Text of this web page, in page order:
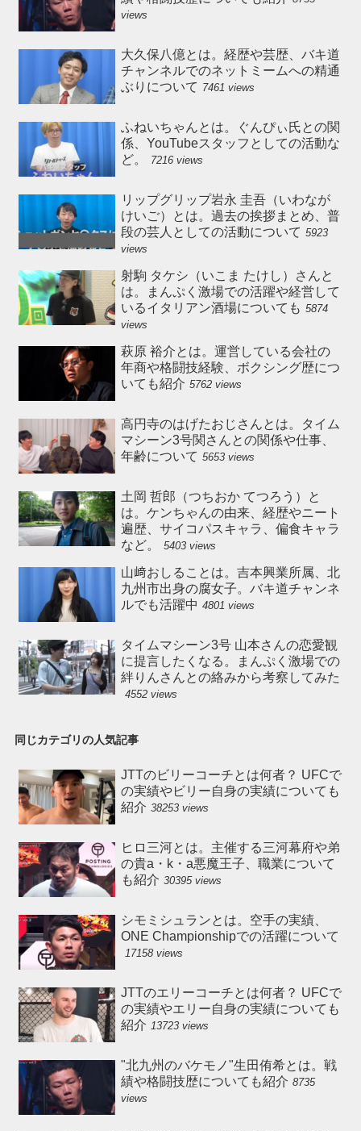
views
大久保八億とは。経歴や芸歴、バキ道
チャンネルでのネットミームへの精通
ぶりについて 7461 views
ふねいちゃんとは。ぐんぴぃ氏との関
係、YouTubeスタッフとしての活動な
ど。
7216 views
リップグリップ岩永 圭吾（いわなが
けいご）とは。過去の挨拶まとめ、普
段の芸人としての活動について 5923
views
射駒 タケシ（いこま たけし）さんと
は。まんぷく激場での活躍や経営して
いるイタリアン酒場についても 5874
views
萩原 裕介とは。運営している会社の
年商や格闘技経験、ボクシング歴につ
いても紹介 5762 views
高円寺のはげたおじさんとは。タイム
マシーン3号関さんとの関係や仕事、
年齢について 5653 views
土岡 哲郎（つちおか てつろう）と
は。ケンちゃんの由来、経歴やニート
遍歴、サイコパスキャラ、偏食キャラ
など。
5403 views
山﨑おしることは。吉本興業所属、北
九州市出身の腐女子。バキ道チャンネ
ルでも活躍中 4801 views
タイムマシーン3号 山本さんの恋愛観
に提言したくなる。まんぷく激場での
絆りんさんとの絡みから考察してみた
4552 views
同じカテゴリの人気記事
JTTのビリーコーチとは何者？ UFCで
の実績やビリー自身の実績についても
紹介 38253 views
ヒロ三河とは。主催する三河幕府や弟
の貴a・k・a悪魔王子、職業について
も紹介 30395 views
シモミシュランとは。空手の実績、
ONE Championshipでの活躍について
17158 views
JTTのエリーコーチとは何者？ UFCで
の実績やエリー自身の実績についても
紹介 13723 views
"北九州のバケモノ"生田侑希とは。戦
績や格闘技歴についても紹介 8735
views